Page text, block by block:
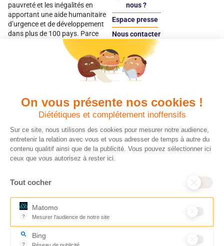
On vous présente nos cookies !
Diététiques et complétement inoffensifs
Sur ce site, nous utilisons des cookies pour mesurer notre audience,
entretenir la relation avec vous et vous adresser de temps à autre du
contenu qualitif ainsi que de la publicité. Vous pouvez sélectionner ici
ceux que vous autorisez à rester ici.
Tout cocher
?
Matomo
Mesurer l'audience de notre site
Outil analytique (alternative à Google Analytics) collectant des
?
Bing
Réseau de publicité
pauvreté et les inégalités en
apportant une aide humanitaire
d’urgence et de développement
dans plus de 100 pays. Parce
qu’elles sont les premières
victimes des inégalités, CARE met
les femmes et les filles au cœur
nous ?
Espace presse
Nous contacter
Espace
donateur
Quels avantages fiscaux ?
Chaque don effectué à une
association reconnue d’utilité
publique comme CARE, est
déductible jusqu’à 75 % de l’impôt
sur le revenu. Modalités de
déduction, déclaration des dons
ce qu’il faut savoir sur la
France pour exprimer votre
générosité et optimiser votre
fiscalité en toute confiance.
En savoir plus
Donner en confiance
Vos dons sont
déductibles à 75 % de
vos impôts. Depuis
plus de 15 ans, CARE
France est une